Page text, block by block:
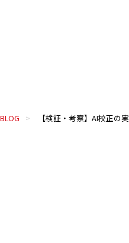
BLOG 【検証・考察】AI校正の実力と限界、自動組版との関係